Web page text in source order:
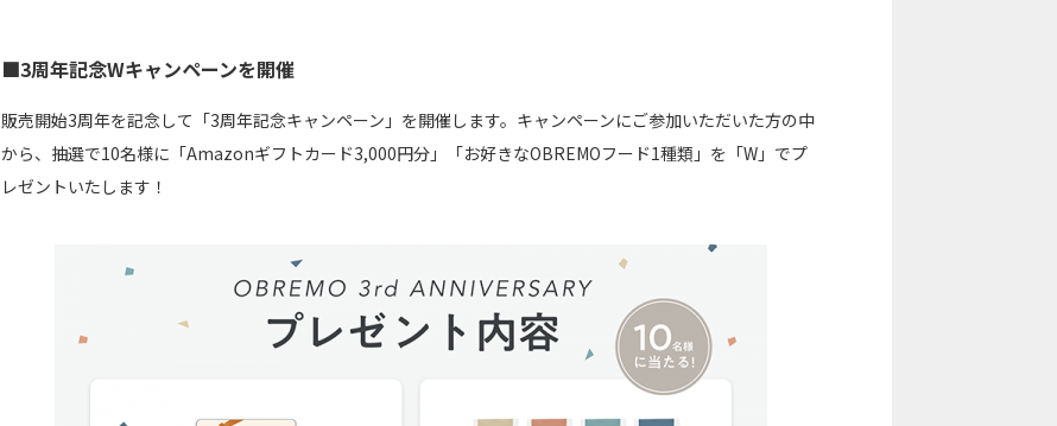
■3周年記念Wキャンペーンを開催
販売開始3周年を記念して「3周年記念キャンペーン」を開催します。キャンペーンにご参加いただいた方の中
から、抽選で10名様に「Amazonギフトカード3,000円分」「お好きなOBREMOフード1種類」を「W」でプ
レゼントいたします！